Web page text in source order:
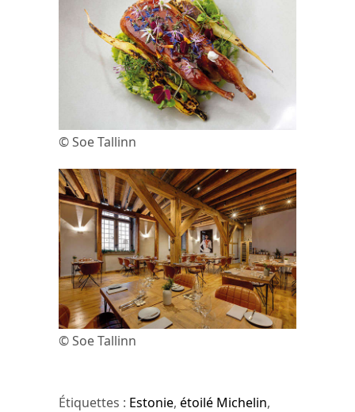
© Soe Tallinn
© Soe Tallinn
Étiquettes : Estonie, étoilé Michelin,